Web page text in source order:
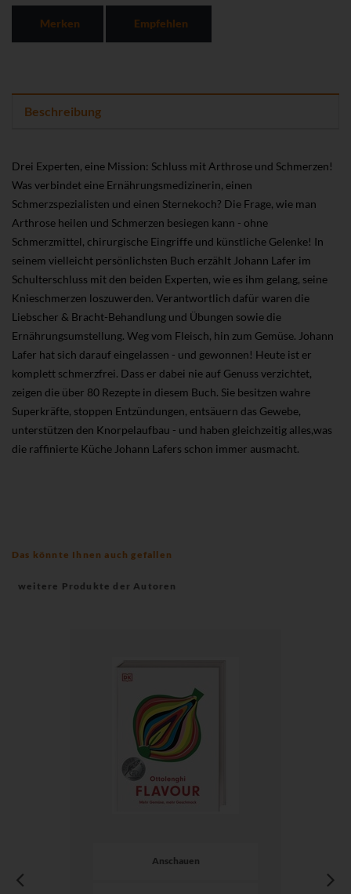
Merken Empfehlen
Beschreibung
Drei Experten, eine Mission: Schluss mit Arthrose und Schmerzen!
Was verbindet eine Ernährungsmedizinerin, einen
Schmerzspezialisten und einen Sternekoch? Die Frage, wie man
Arthrose heilen und Schmerzen besiegen kann - ohne
Schmerzmittel, chirurgische Eingriffe und künstliche Gelenke! In
seinem vielleicht persönlichsten Buch erzählt Johann Lafer im
Schulterschluss mit den beiden Experten, wie es ihm gelang, seine
Knieschmerzen loszuwerden. Verantwortlich dafür waren die
Liebscher & Bracht-Behandlung und Übungen sowie die
Ernährungsumstellung. Weg vom Fleisch, hin zum Gemüse. Johann
Lafer hat sich darauf eingelassen - und gewonnen! Heute ist er
komplett schmerzfrei. Dass er dabei nie auf Genuss verzichtet,
zeigen die über 80 Rezepte in diesem Buch. Sie besitzen wahre
Superkräfte, stoppen Entzündungen, entsäuern das Gewebe,
unterstützen den Knorpelaufbau - und haben gleichzeitig alles,was
die raffinierte Küche Johann Lafers schon immer ausmacht.
Das könnte Ihnen auch gefallen
weitere Produkte der Autoren
Anschauen